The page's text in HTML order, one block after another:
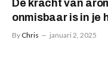
De kracht van
onmisbaar is in je
By Chris januari 2, 2025